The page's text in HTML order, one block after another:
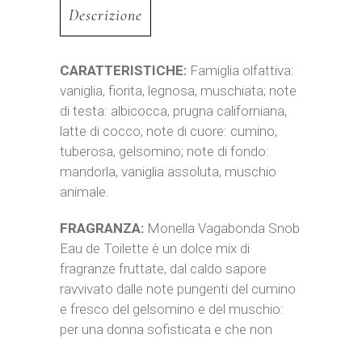
Descrizione
CARATTERISTICHE: Famiglia olfattiva:
vaniglia, fiorita, legnosa, muschiata; note
di testa: albicocca, prugna californiana,
latte di cocco; note di cuore: cumino,
tuberosa, gelsomino; note di fondo:
mandorla, vaniglia assoluta, muschio
animale.
FRAGRANZA: Monella Vagabonda Snob
Eau de Toilette è un dolce mix di
fragranze fruttate, dal caldo sapore
ravvivato dalle note pungenti del cumino
e fresco del gelsomino e del muschio:
per una donna sofisticata e che non